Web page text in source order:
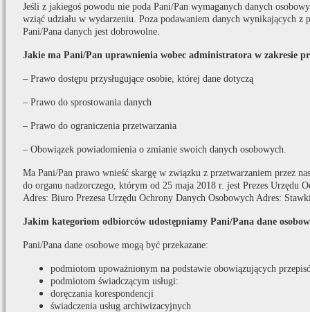
Jeśli z jakiegoś powodu nie poda Pani/Pan wymaganych danych
wziąć udziału w wydarzeniu. Poza podawaniem danych wynikających z
Pani/Pana danych jest dobrowolne.
Jakie ma Pani/Pan uprawnienia wobec administratora w zakresie
– Prawo dostępu przysługujące osobie, której dane dotyczą
– Prawo do sprostowania danych
– Prawo do ograniczenia przetwarzania
– Obowiązek powiadomienia o zmianie swoich danych osobowych.
Ma Pani/Pan prawo wnieść skargę w związku z przetwarzaniem przez
do organu nadzorczego, którym od 25 maja 2018 r. jest Prezes Urzędu
Adres: Biuro Prezesa Urzędu Ochrony Danych Osobowych Adres:
Jakim kategoriom odbiorców udostępniamy Pani/Pana dane
Pani/Pana dane osobowe mogą być przekazane:
podmiotom upoważnionym na podstawie obowiązujących
podmiotom świadczącym usługi:
doręczania korespondencji
świadczenia usług archiwizacyjnych